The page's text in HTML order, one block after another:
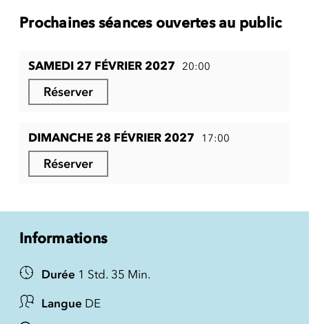
Prochaines séances ouvertes au public
SAMEDI 27 FÉVRIER 2027 20:00
Réserver
DIMANCHE 28 FÉVRIER 2027 17:00
Réserver
Informations
Durée 1 Std. 35 Min.
Langue DE